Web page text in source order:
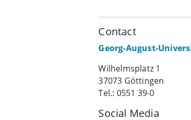
Contact
Georg-August-
Wilhelmsplatz 1
37073 Göttingen
Tel.: 0551 39-0
Social Media